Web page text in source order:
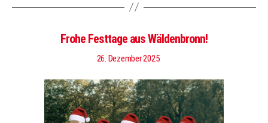
Frohe Festtage aus Wäldenbronn!
26. Dezember 2025